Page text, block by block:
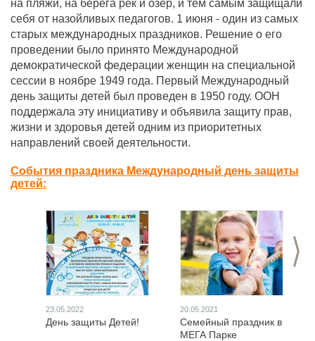
на пляжи, на берега рек и озер, и тем самым защищали
себя от назойливых педагогов. 1 июня - один из самых
старых международных праздников. Решение о его
проведении было принято Международной
демократической федерации женщин на специальной
сессии в ноябре 1949 года. Первый Международный
день защиты детей был проведен в 1950 году. ООН
поддержала эту инициативу и объявила защиту прав,
жизни и здоровья детей одним из приоритетных
направлений своей деятельности.
События праздника Международный день защиты
детей:
>
23.05.2022
День защиты Детей!
20.05.2021
Семейный праздник в
МЕГА Парке